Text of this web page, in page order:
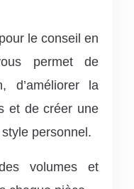
le conseil en
permet de
d’améliorer la
et de créer une
personnel.
volumes et